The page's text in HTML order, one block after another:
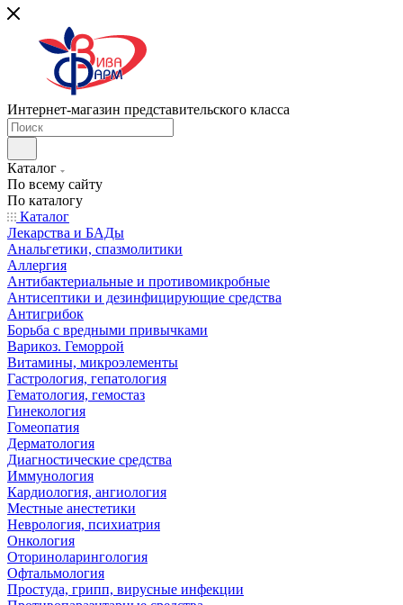
Интернет-магазин представительского класса
Каталог
По всему сайту
По каталогу
Каталог
Лекарства и БАДы
Анальгетики, спазмолитики
Аллергия
Антибактериальные и противомикробные
Антисептики и дезинфицирующие средства
Антигрибок
Борьба с вредными привычками
Варикоз. Геморрой
Витамины, микроэлементы
Гастрология, гепатология
Гематология, гемостаз
Гинекология
Гомеопатия
Дерматология
Диагностические средства
Иммунология
Кардиология, ангиология
Местные анестетики
Неврология, психиатрия
Онкология
Оториноларингология
Офтальмология
Простуда, грипп, вирусные инфекции